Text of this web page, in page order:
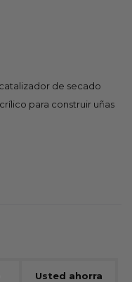
de secado
para construir uñas
Usted ahorra